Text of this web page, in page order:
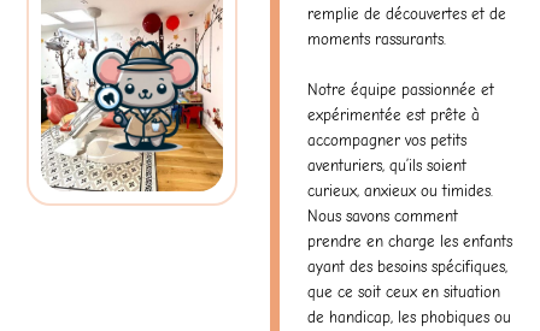
remplie de découvertes et de
moments rassurants.
Notre équipe passionnée et
expérimentée est prête à
accompagner vos petits
aventuriers, qu’ils soient
curieux, anxieux ou timides.
Nous savons comment
prendre en charge les enfants
ayant des besoins spécifiques,
que ce soit ceux en situation
de handicap, les phobiques ou